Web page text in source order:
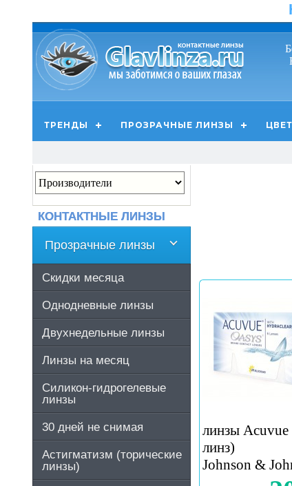
ТРЕНДЫ ПРОЗРАЧНЫЕ ЛИНЗЫ
линзы Acuvue
линз)
Johnson &
КОНТАКТНЫЕ ЛИНЗЫ
Прозрачные линзы
Скидки месяца
Однодневные линзы
Двухнедельные линзы
Линзы на месяц
Силикон-гидрогелевые
линзы
30 дней не снимая
Астигматизм (торические
линзы)